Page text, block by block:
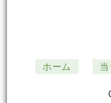
ホーム